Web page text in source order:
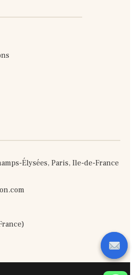
Élysées, Paris, Ile-de-France